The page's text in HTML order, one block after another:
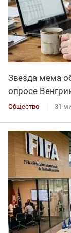
Звезда мема
опросе
Общество 31